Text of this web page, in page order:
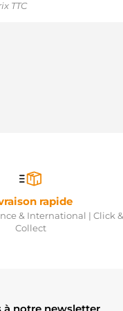
TTC
rapide
& International | Click &
Collect